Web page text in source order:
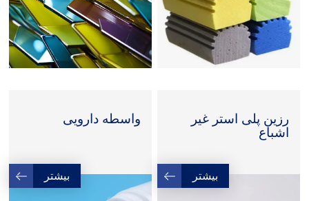
رزین پلی استر غیر
اشباع
بیشتر
واسطه دارویی
بیشتر